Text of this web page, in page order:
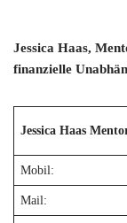
Jessica Haas,
finanzielle
Jessica Haas
Mobil:
Mail: